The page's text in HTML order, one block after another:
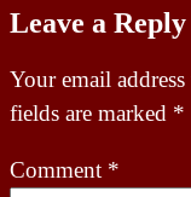
Leave a Reply
Your email
fields are marked *
Comment *